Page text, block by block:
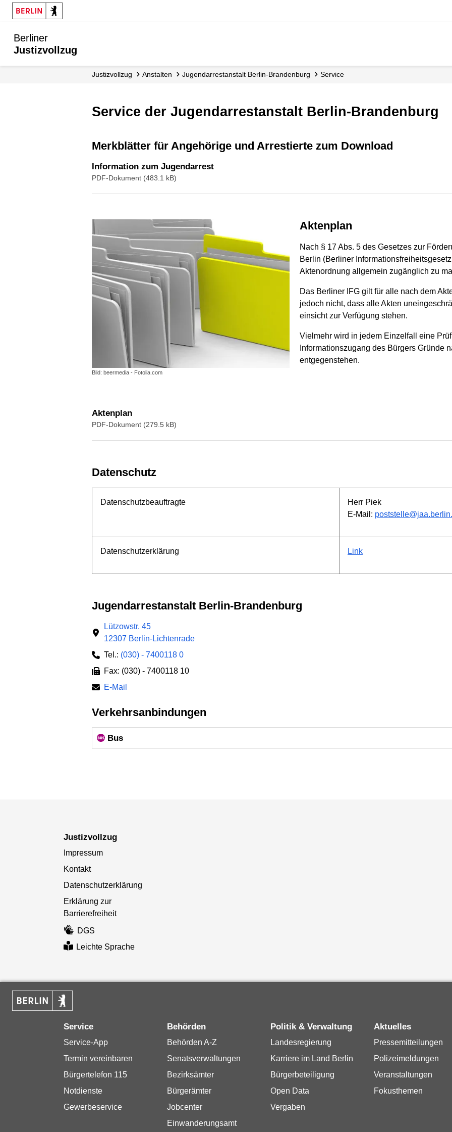
Berliner
Justizvollzug
Justizvollzug Anstalten Jugendarrest­anstalt Berlin-Brandenburg Service
Service der Jugendarrestanstalt Berlin-Brandenburg
Merkblätter für Angehörige und Arrestierte zum Download
Information zum Jugendarrest
PDF-Dokument (483.1 kB)
Bild: beermedia - Fotolia.com
Aktenplan
Nach § 17 Abs. 5 des Gesetzes zur
Berlin (Berliner
Aktenordnung allgemein zugänglich zu
Das Berliner IFG gilt für alle nach dem
jedoch nicht, dass alle Akten
einsicht zur Verfügung stehen.
Vielmehr wird in jedem Einzelfall eine
Informationszugang des Bürgers Gründe
entgegenstehen.
Aktenplan
PDF-Dokument (279.5 kB)
Datenschutz
Datenschutzbeauftragte
Herr Piek
E-Mail:
Datenschutzerklärung Link
Jugendarrestanstalt Berlin-Brandenburg
Lützowstr. 45
12307 Berlin-Lichtenrade
Tel.: (030) - 7400118 0
Fax: (030) - 7400118 10
E-Mail
Verkehrsanbindungen
Bus
Justizvollzug
Impressum
Kontakt
Datenschutzerklärung
Erklärung zur
Barrierefreiheit
DGS
Leichte Sprache
Service
Service-App
Termin vereinbaren
Bürgertelefon 115
Notdienste
Gewerbeservice
Behörden
Behörden A-Z
Senatsverwaltungen
Bezirksämter
Bürgerämter
Jobcenter
Einwanderungsamt
Politik & Verwaltung
Landesregierung
Karriere im Land Berlin
Bürgerbeteiligung
Open Data
Vergaben
Aktuelles
Pressemitteilungen
Polizeimeldungen
Veranstaltungen
Fokusthemen